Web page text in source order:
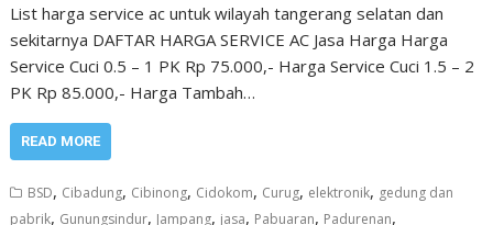
List harga service ac untuk wilayah tangerang selatan dan
sekitarnya DAFTAR HARGA SERVICE AC Jasa Harga Harga
Service Cuci 0.5 – 1 PK Rp 75.000,- Harga Service Cuci 1.5 – 2
PK Rp 85.000,- Harga Tambah…
READ MORE
BSD, Cibadung, Cibinong, Cidokom, Curug, elektronik, gedung dan
pabrik, Gunungsindur, Jampang, jasa, Pabuaran, Padurenan,